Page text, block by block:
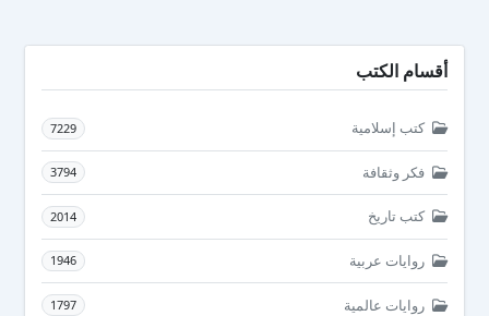
أقسام الكتب
كتب إسلامية 7229
فكر وثقافة 3794
كتب تاريخ 2014
روايات عربية 1946
روايات عالمية 1797